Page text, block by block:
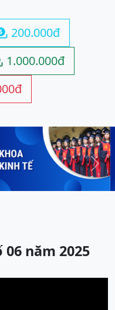
200.000đ
1.000.000đ
Next
06 năm 2025